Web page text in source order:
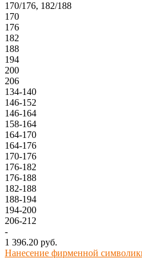
170/176, 182/188
170
176
182
188
194
200
206
134-140
146-152
146-164
158-164
164-170
164-176
170-176
176-182
176-188
182-188
188-194
194-200
206-212
-
1 396.20 руб.
Нанесение фирменной